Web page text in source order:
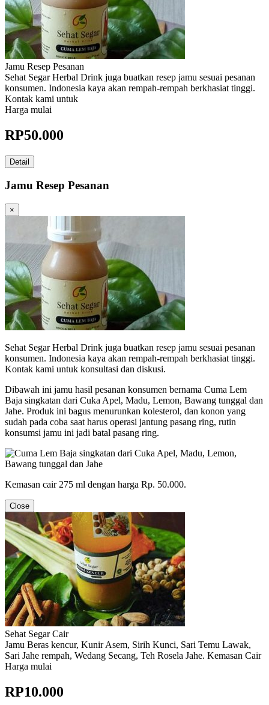
Jamu Resep Pesanan
Sehat Segar Herbal Drink juga buatkan resep jamu sesuai pesanan
konsumen. Indonesia kaya akan rempah-rempah berkhasiat tinggi.
Kontak kami untuk
Harga mulai
RP50.000
Detail
Jamu Resep Pesanan
×
Sehat Segar Herbal Drink juga buatkan resep jamu sesuai pesanan
konsumen. Indonesia kaya akan rempah-rempah berkhasiat tinggi.
Kontak kami untuk konsultasi dan diskusi.
Dibawah ini jamu hasil pesanan konsumen bernama Cuma Lem
Baja singkatan dari Cuka Apel, Madu, Lemon, Bawang tunggal dan
Jahe. Produk ini bagus menurunkan kolesterol, dan konon yang
sudah pada coba saat harus operasi jantung pasang ring, rutin
konsumsi jamu ini jadi batal pasang ring.
Kemasan cair 275 ml dengan harga Rp. 50.000.
Close
Sehat Segar Cair
Jamu Beras kencur, Kunir Asem, Sirih Kunci, Sari Temu Lawak,
Sari Jahe rempah, Wedang Secang, Teh Rosela Jahe. Kemasan Cair
Harga mulai
RP10.000